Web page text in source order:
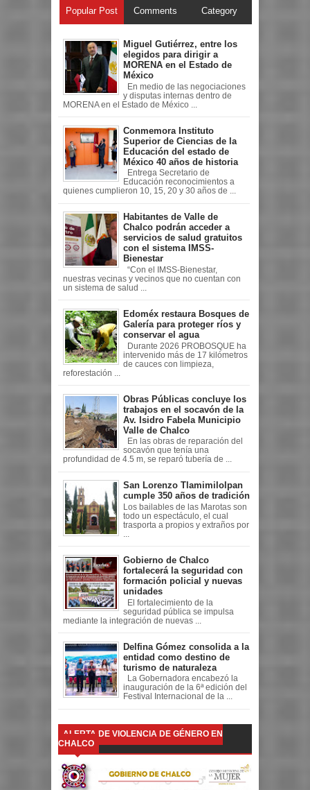
Popular Post Comments Category
Miguel Gutiérrez, entre los
elegidos para dirigir a
MORENA en el Estado de
México
En medio de las negociaciones
y disputas internas dentro de
MORENA en el Estado de México ...
Conmemora Instituto
Superior de Ciencias de la
Educación del estado de
México 40 años de historia
Entrega Secretario de
Educación reconocimientos a
quienes cumplieron 10, 15, 20 y 30 años de ...
Habitantes de Valle de
Chalco podrán acceder a
servicios de salud gratuitos
con el sistema IMSS-
Bienestar
“Con el IMSS-Bienestar,
nuestras vecinas y vecinos que no cuentan con
un sistema de salud ...
Edoméx restaura Bosques de
Galería para proteger ríos y
conservar el agua
Durante 2026 PROBOSQUE ha
intervenido más de 17 kilómetros
de cauces con limpieza,
reforestación ...
Obras Públicas concluye los
trabajos en el socavón de la
Av. Isidro Fabela Municipio
Valle de Chalco
En las obras de reparación del
socavón que tenía una
profundidad de 4.5 m, se reparó tubería de ...
San Lorenzo Tlamimilolpan
cumple 350 años de tradición
Los bailables de las Marotas son
todo un espectáculo, el cual
trasporta a propios y extraños por
Gobierno de Chalco
fortalecerá la seguridad con
formación policial y nuevas
unidades
El fortalecimiento de la
seguridad pública se impulsa
mediante la integración de nuevas ...
Delfina Gómez consolida a la
entidad como destino de
turismo de naturaleza
La Gobernadora encabezó la
inauguración de la 6ª edición del
Festival Internacional de la ...
ALERTA DE VIOLENCIA DE GÉNERO EN
CHALCO